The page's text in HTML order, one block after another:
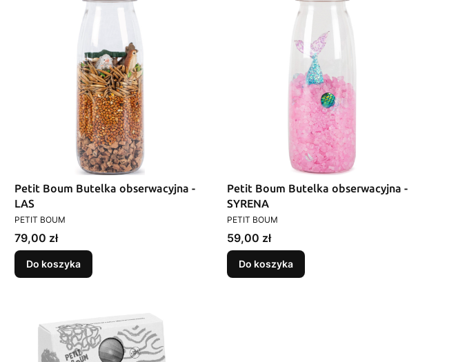
Petit Boum Butelka obserwacyjna -
LAS
PRODUCENT
PETIT BOUM
Cena
79,00 zł
Do koszyka
Petit Boum Butelka obserwacyjna -
SYRENA
PRODUCENT
PETIT BOUM
Cena
59,00 zł
Do koszyka